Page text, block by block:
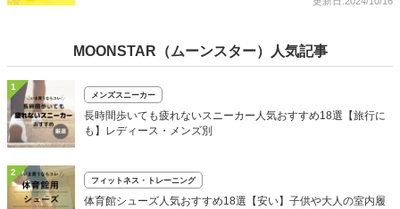
MOONSTAR（ムーンスター）人気記事
1
メンズスニーカー
長時間歩いても疲れないスニーカー人気おすすめ18選【旅行に
も】レディース・メンズ別
2
フィットネス・トレーニング
体育館シューズ人気おすすめ18選【安い】子供や大人の室内履